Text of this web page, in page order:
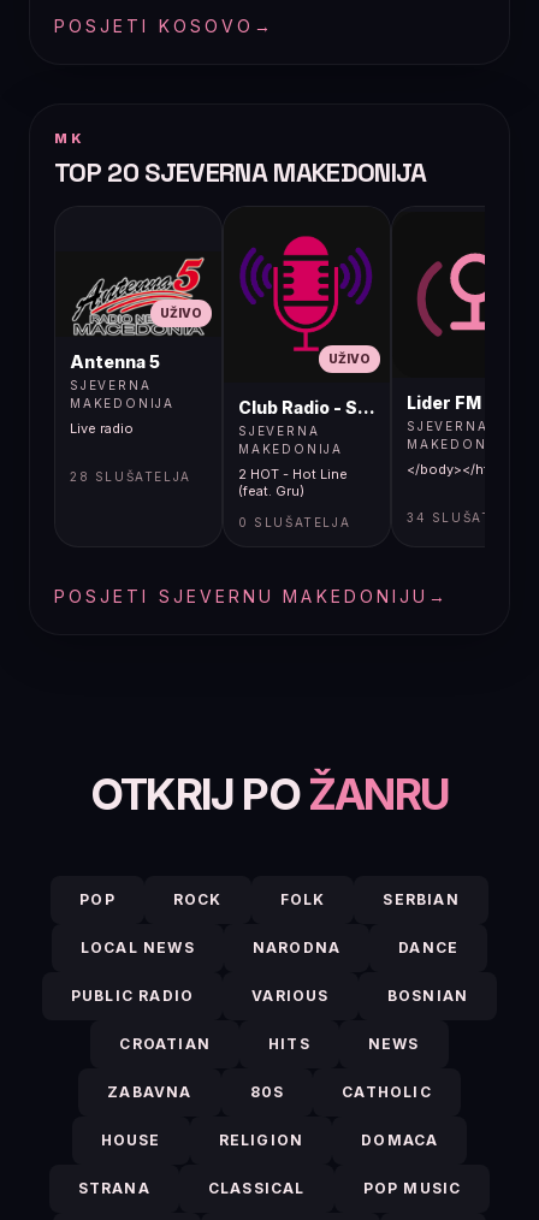
POSJETI KOSOVO →
MK
TOP 20 SJEVERNA MAKEDONIJA
UŽIVO
Antenna 5
SJEVERNA
MAKEDONIJA
Live radio
28 SLUŠATELJA
UŽIVO
Club Radio - Skopje, Mcedonia
SJEVERNA
MAKEDONIJA
2 HOT - Hot Line
(feat. Gru)
0 SLUŠATELJA
Lider FM 107,4
SJEVERNA
MAKEDONIJA
</body></html>
34 SLUŠATELJA
POSJETI SJEVERNU MAKEDONIJU →
OTKRIJ POŽANRU
POP ROCK FOLK SERBIAN
LOCAL NEWS NARODNA DANCE
PUBLIC RADIO VARIOUS BOSNIAN
CROATIAN HITS NEWS
ZABAVNA 80S CATHOLIC
HOUSE RELIGION DOMACA
STRANA CLASSICAL POP MUSIC